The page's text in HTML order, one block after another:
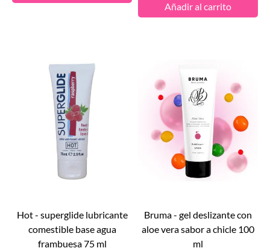
Añadir al carrito
hot - superglide lubricante
comestible base agua
frambuesa 75 ml
bruma - gel deslizante con
aloe vera sabor a chicle 100
ml